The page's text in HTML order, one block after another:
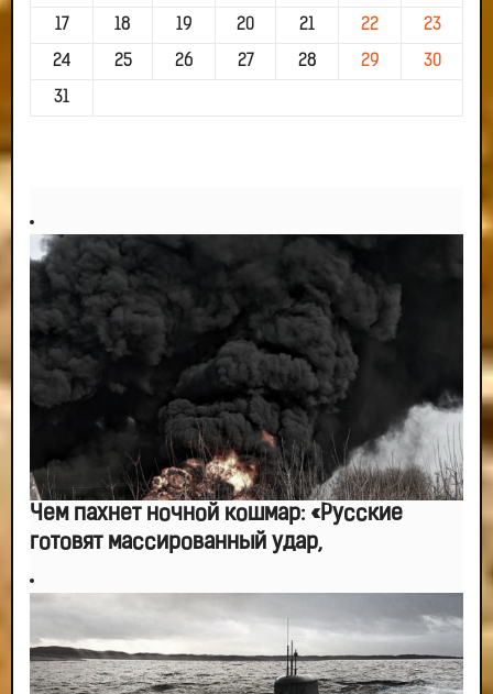
17 18 19 20 21 22 23
24 25 26 27 28 29 30
31
Чем пахнет ночной кошмар: «Русские
готовят массированный удар,